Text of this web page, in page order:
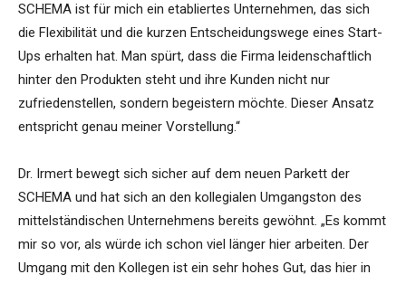
SCHEMA ist für mich ein etabliertes Unternehmen, das sich
die Flexibilität und die kurzen Entscheidungswege eines Start-
Ups erhalten hat. Man spürt, dass die Firma leidenschaftlich
hinter den Produkten steht und ihre Kunden nicht nur
zufriedenstellen, sondern begeistern möchte. Dieser Ansatz
entspricht genau meiner Vorstellung.“
Dr. Irmert bewegt sich sicher auf dem neuen Parkett der
SCHEMA und hat sich an den kollegialen Umgangston des
mittelständischen Unternehmens bereits gewöhnt. „Es kommt
mir so vor, als würde ich schon viel länger hier arbeiten. Der
Umgang mit den Kollegen ist ein sehr hohes Gut, das hier in